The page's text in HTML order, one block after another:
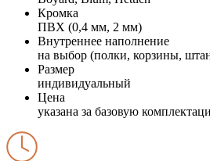
Кромка
ПВХ (0,4 мм, 2 мм)
Внутреннее наполнение
на выбор (полки, корзины,
Размер
индивидуальный
Цена
указана за базовую